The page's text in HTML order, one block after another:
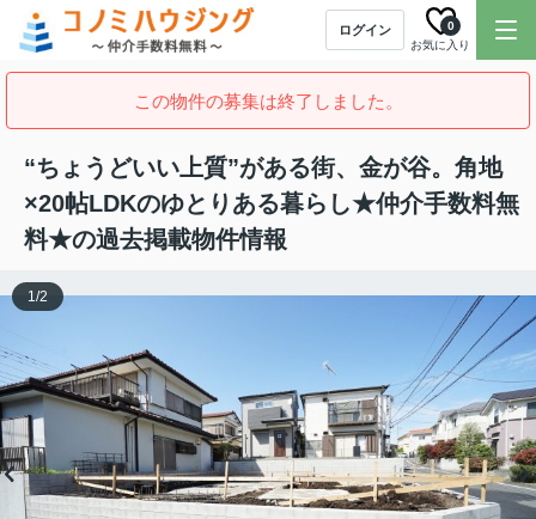
ログイン
お気に入り
0
この物件の募集は終了しました。
“ちょうどいい上質”がある街、金が谷。角地
×20帖LDKのゆとりある暮らし★仲介手数料無
料★の過去掲載物件情報
1/2